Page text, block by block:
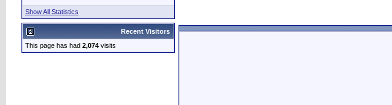
Show All Statistics
Recent Visitors
This page has had 2,074 visits